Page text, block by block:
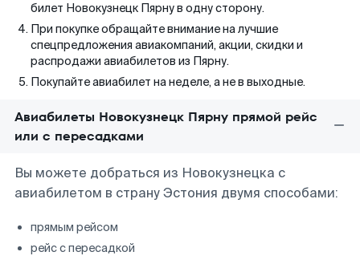
билет Новокузнецк Пярну в одну сторону.
При покупке обращайте внимание на лучшие
спецпредложения авиакомпаний, акции, скидки и
распродажи авиабилетов из Пярну.
Покупайте авиабилет на неделе, а не в выходные.
Авиабилеты Новокузнецк Пярну прямой рейс
или с пересадками
Вы можете добраться из Новокузнецка с
авиабилетом в страну Эстония двумя способами:
прямым рейсом
рейс с пересадкой